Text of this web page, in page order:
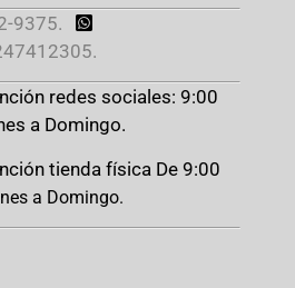
9375.
redes sociales: 9:00
a Domingo.
tienda física De 9:00
a Domingo.